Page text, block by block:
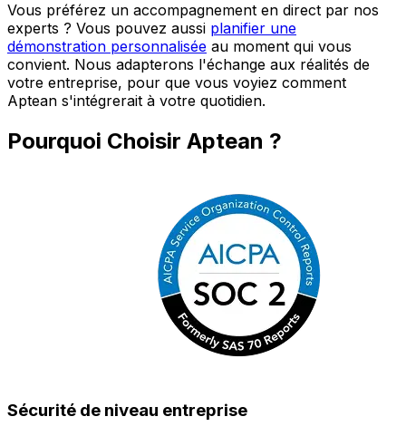
Vous préférez un accompagnement en direct par nos
experts ? Vous pouvez aussi planifier une
démonstration personnalisée au moment qui vous
convient. Nous adapterons l'échange aux réalités de
votre entreprise, pour que vous voyiez comment
Aptean s'intégrerait à votre quotidien.
Pourquoi Choisir Aptean ?
Sécurité de niveau entreprise